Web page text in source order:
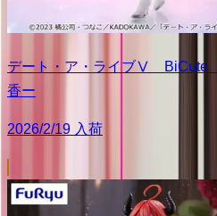
デート・ア・ライブⅤ
香ー
2026/2/19 入荷